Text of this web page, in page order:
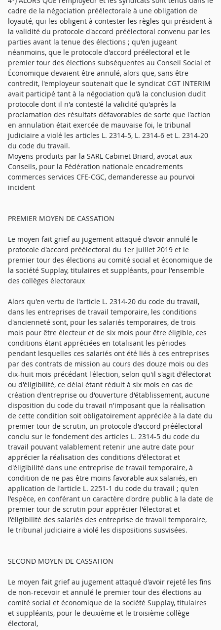
cadre de la négociation préélectorale à une obligation de
loyauté, qui les obligent à contester les règles qui président à
la validité du protocole d'accord préélectoral convenu par les
parties avant la tenue des élections ; qu'en jugeant
néanmoins, que le protocole d'accord préélectoral et le
premier tour des élections subséquentes au Conseil Social et
Économique devaient être annulé, alors que, sans être
contredit, l'employeur soutenait que le syndicat CGT INTERIM
avait participé tant à la négociation qu'à la conclusion dudit
protocole dont il n'a contesté la validité qu'après la
proclamation des résultats défavorables de sorte que l'action
en annulation était exercée de mauvaise foi, le tribunal
judiciaire a violé les articles L. 2314-5, L. 2314-6 et L. 2314-20
du code du travail.
Moyens produits par la SARL Cabinet Briard, avocat aux
Conseils, pour la Fédération nationale encadrements
commerces services CFE-CGC, demanderesse au pourvoi
incident
PREMIER MOYEN DE CASSATION
Le moyen fait grief au jugement attaqué d'avoir annulé le
protocole d'accord préélectoral du 1er juillet 2019 et le
premier tour des élections au comité social et économique de
la société Supplay, titulaires et suppléants, pour l'ensemble
des collèges électoraux
Alors qu'en vertu de l'article L. 2314-20 du code du travail,
dans les entreprises de travail temporaire, les conditions
d'ancienneté sont, pour les salariés temporaires, de trois
mois pour être électeur et de six mois pour être éligible, ces
conditions étant appréciées en totalisant les périodes
pendant lesquelles ces salariés ont été liés à ces entreprises
par des contrats de mission au cours des douze mois ou des
dix-huit mois précédant l'élection, selon qu'il s'agit d'électorat
ou d'éligibilité, ce délai étant réduit à six mois en cas de
création d'entreprise ou d'ouverture d'établissement, aucune
disposition du code du travail n'imposant que la réalisation
de cette condition soit obligatoirement appréciée à la date du
premier tour de scrutin, un protocole d'accord préélectoral
conclu sur le fondement des articles L. 2314-5 du code du
travail pouvant valablement retenir une autre date pour
apprécier la réalisation des conditions d'électorat et
d'éligibilité dans une entreprise de travail temporaire, à
condition de ne pas être moins favorable aux salariés, en
application de l'article L. 2251-1 du code du travail ; qu'en
l'espèce, en conférant un caractère d'ordre public à la date de
premier tour de scrutin pour apprécier l'électorat et
l'éligibilité des salariés des entreprise de travail temporaire,
le tribunal judiciaire a violé les dispositions susvisées.
SECOND MOYEN DE CASSATION
Le moyen fait grief au jugement attaqué d'avoir rejeté les fins
de non-recevoir et annulé le premier tour des élections au
comité social et économique de la société Supplay, titulaires
et suppléants, pour le deuxième et le troisième collège
électoral,